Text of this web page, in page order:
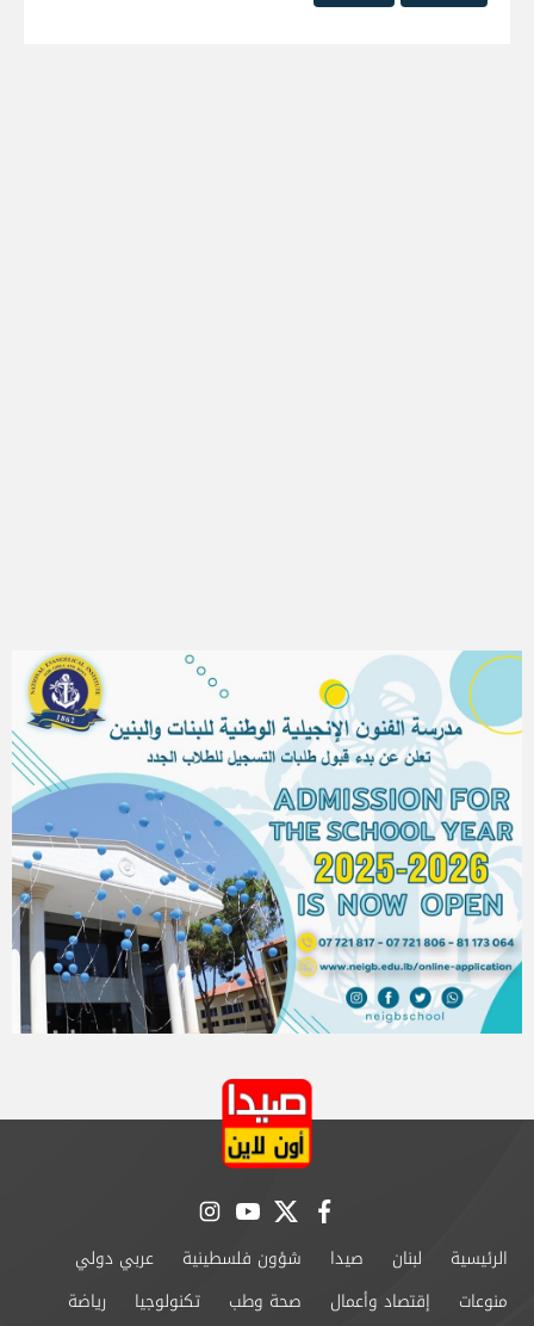
facebook
twitter
youtube
instagram
الرئيسية لبنان صيدا شؤون فلسطينية
عربي دولي
منوعات
إقتصاد وأعمال صحة وطب تكنولوجيا رياضة